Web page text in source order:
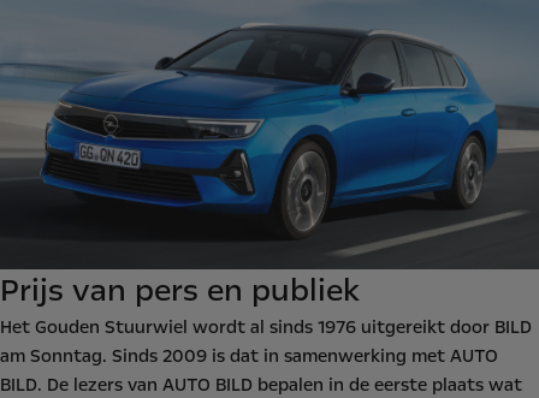
Prijs van pers en publiek
Het Gouden Stuurwiel wordt al sinds 1976 uitgereikt door BILD
am Sonntag. Sinds 2009 is dat in samenwerking met AUTO
BILD. De lezers van AUTO BILD bepalen in de eerste plaats wat